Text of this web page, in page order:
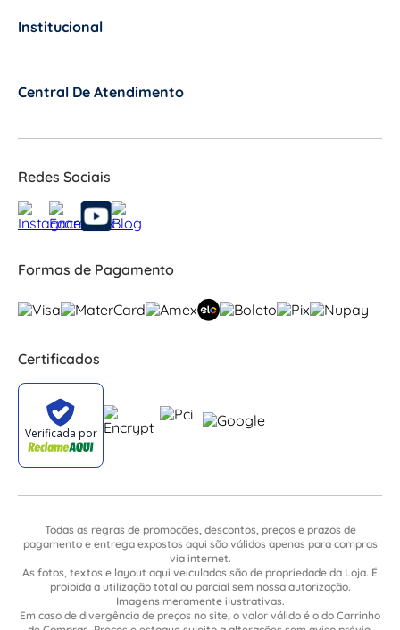
Institucional
Central De Atendimento
Redes Sociais
Formas de Pagamento
Certificados
Todas as regras de promoções, descontos, preços e prazos de
pagamento e entrega expostos aqui são válidos apenas para compras
via internet.
As fotos, textos e layout aqui veiculados são de propriedade da Loja. É
proibida a utilização total ou parcial sem nossa autorização.
Imagens meramente ilustrativas.
Em caso de divergência de preços no site, o valor válido é o do Carrinho